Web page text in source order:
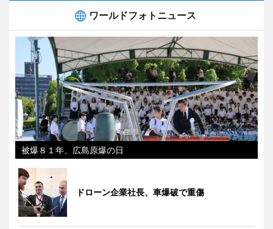
ワールドフォトニュース
被爆８１年、広島原爆の日
ドローン企業社長、車爆破で重傷